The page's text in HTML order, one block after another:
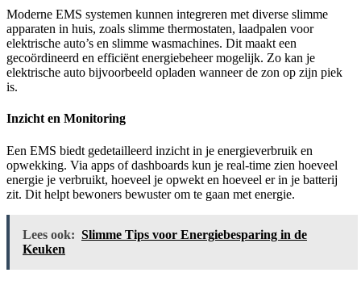
Moderne EMS systemen kunnen integreren met diverse slimme
apparaten in huis, zoals slimme thermostaten, laadpalen voor
elektrische auto’s en slimme wasmachines. Dit maakt een
gecoördineerd en efficiënt energiebeheer mogelijk. Zo kan je
elektrische auto bijvoorbeeld opladen wanneer de zon op zijn piek
is.
Inzicht en Monitoring
Een EMS biedt gedetailleerd inzicht in je energieverbruik en
opwekking. Via apps of dashboards kun je real-time zien hoeveel
energie je verbruikt, hoeveel je opwekt en hoeveel er in je batterij
zit. Dit helpt bewoners bewuster om te gaan met energie.
Lees ook: Slimme Tips voor Energiebesparing in de
Keuken